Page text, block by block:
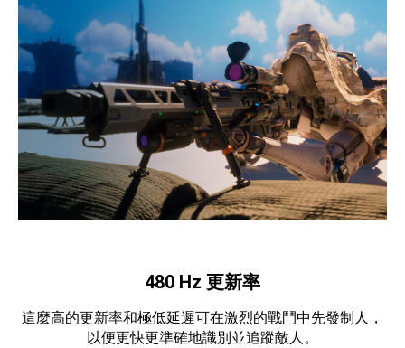
480 Hz 更新率
這麼高的更新率和極低延遲可在激烈的戰鬥中先發制人，
以便更快更準確地識別並追蹤敵人。